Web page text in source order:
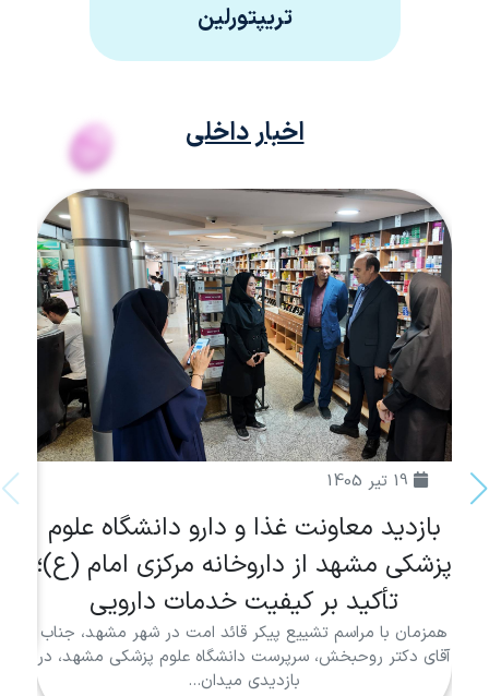
تریپتورلین
اخبار داخلی
بازدید معاونت غذا و دارو دانشگاه علوم
پزشکی مشهد از داروخانه مرکزی امام (ع)؛
تأکید بر کیفیت خدمات دارویی
همزمان با مراسم تشییع پیکر قائد امت در شهر مشهد، جناب
آقای دکتر روحبخش، سرپرست دانشگاه علوم پزشکی مشهد، در
بازدیدی میدان...